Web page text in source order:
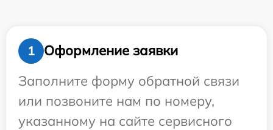
1
Оформление заявки
Заполните форму обратной связи
или позвоните нам по номеру,
указанному на сайте сервисного